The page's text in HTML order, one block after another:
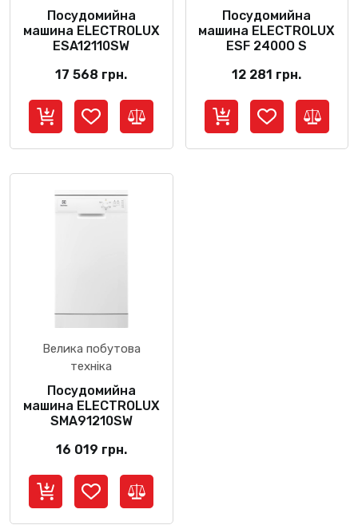
Посудомийна
машина ELECTROLUX
ESA12110SW
17 568 грн.
Посудомийна
машина ELECTROLUX
ESF 2400O S
12 281 грн.
Велика побутова
техніка
Посудомийна
машина ELECTROLUX
SMA91210SW
16 019 грн.